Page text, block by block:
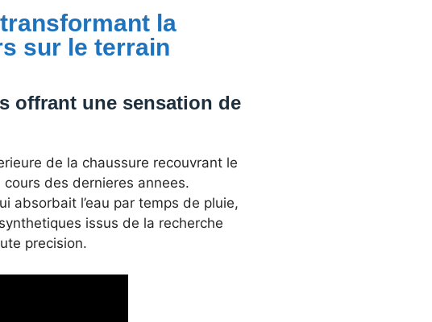
la
sur le terrain
offrant une sensation de
de la chaussure recouvrant le
des dernieres annees.
absorbait l’eau par temps de pluie,
issus de la recherche
precision.